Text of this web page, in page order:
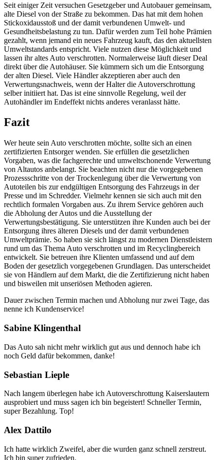
Seit einiger Zeit versuchen Gesetzgeber und Autobauer gemeinsam,
alte Diesel von der Straße zu bekommen. Das hat mit dem hohen
Stickoxidausstoß und der damit verbundenen Umwelt- und
Gesundheitsbelastung zu tun. Dafür werden zum Teil hohe Prämien
gezahlt, wenn jemand ein neues Fahrzeug kauft, das den aktuellsten
Umweltstandards entspricht. Viele nutzen diese Möglichkeit und
lassen ihr altes Auto verschrotten. Normalerweise läuft dieser Deal
direkt über die Autohäuser. Sie kümmern sich um die Entsorgung
der alten Diesel. Viele Händler akzeptieren aber auch den
Verwertungsnachweis, wenn der Halter die Autoverschrottung
selber initiiert hat. Das ist eine sinnvolle Regelung, weil der
Autohändler im Endeffekt nichts anderes veranlasst hätte.
Fazit
Wer heute sein Auto verschrotten möchte, sollte sich an einen
zertifizierten Entsorger wenden. Sie erfüllen die gesetzlichen
Vorgaben, was die fachgerechte und umweltschonende Verwertung
von Altautos anbelangt. Sie beachten nicht nur die vorgegebenen
Prozessschritte von der Trockenlegung über die Verwertung von
Autoteilen bis zur endgültigen Entsorgung des Fahrzeugs in der
Presse und im Schredder. Vielmehr kennen sie sich auch mit den
rechtlich formalen Vorgaben aus. Zu ihrem Service gehören auch
die Abholung der Autos und die Ausstellung der
Verwertungsbestätigung. Sie unterstützen ihre Kunden auch bei der
Entsorgung ihres älteren Diesels und der damit verbundenen
Umweltprämie. So haben sie sich längst zu modernen Dienstleistern
rund um das Thema Auto verschrotten und im Recyclingbereich
entwickelt. Sie betreuen ihre Klienten umfassend und auf dem
Boden der gesetzlich vorgegebenen Grundlagen. Das unterscheidet
sie von Händlern auf dem Markt, die die Zertifizierung nicht haben
und bisweilen mit unseriösen Methoden agieren.
Dauer zwischen Termin machen und Abholung nur zwei Tage, das
nenne ich Kundenservice!
Sabine Klingenthal
Das Auto sah nicht mehr wirklich gut aus und dennoch habe ich
noch Geld dafür bekommen, danke!
Sebastian Lieple
Nach langem überlegen habe ich Autoverschrottung Kaiserslautern
ausprobiert und muss sagen ich bin begeistert! Schneller Termin,
super Bezahlung. Top!
Alex Dattilo
Ich hatte wirklich Zweifel, aber die wurden ganz schnell zerstreut.
Ich bin super zufrieden.